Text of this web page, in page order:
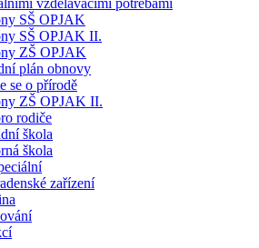
vzdělávacími potřebami
SŠ OPJAK
SŠ OPJAK II.
ZŠ OPJAK
plán obnovy
se o přírodě
ZŠ OPJAK II.
rodiče
škola
škola
zařízení